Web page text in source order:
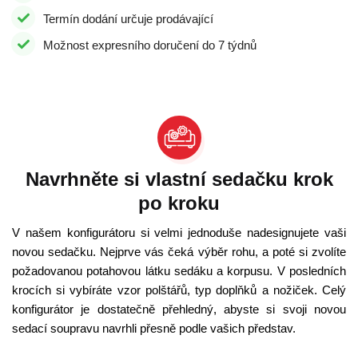
Termín dodání určuje prodávající
Možnost expresního doručení do 7 týdnů
Navrhněte si vlastní sedačku krok
po kroku
V našem konfigurátoru si velmi jednoduše nadesignujete vaši
novou sedačku. Nejprve vás čeká výběr rohu, a poté si zvolíte
požadovanou potahovou látku sedáku a korpusu. V posledních
krocích si vybíráte vzor polštářů, typ doplňků a nožiček. Celý
konfigurátor je dostatečně přehledný, abyste si svoji novou
sedací soupravu navrhli přesně podle vašich představ.